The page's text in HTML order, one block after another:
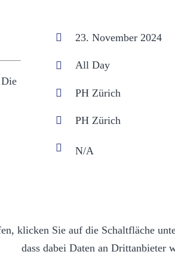
23. November 2024
All Day
PH Zürich
PH Zürich
klicken Sie auf die Schaltfläche
dass dabei Daten an Drittanbieter